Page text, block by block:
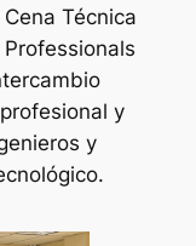
Técnica
Professionals
y
y